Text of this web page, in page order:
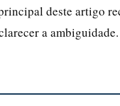
deste artigo
a ambiguidade.